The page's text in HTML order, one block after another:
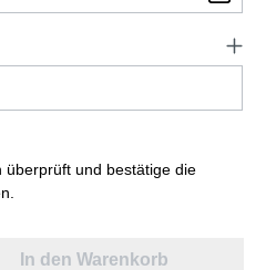
überprüft und bestätige die
In den Warenkorb